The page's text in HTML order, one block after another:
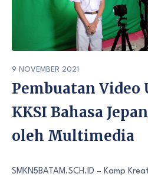
9 NOVEMBER 2021
Pembuatan Video
KKSI Bahasa
oleh Multimedia
SMKN5BATAM.SCH.ID – Kamp